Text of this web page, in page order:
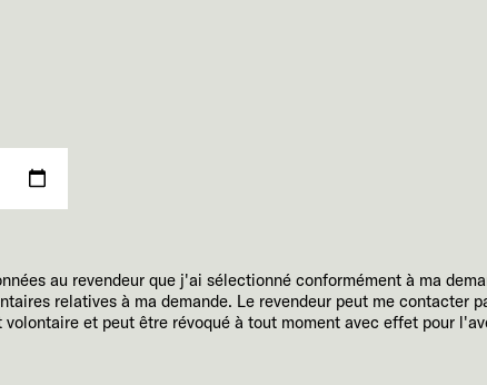
au revendeur que j'ai sélectionné conformément à ma
relatives à ma demande. Le revendeur peut me contacter
et peut être révoqué à tout moment avec effet pour